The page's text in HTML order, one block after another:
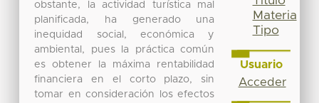
obstante, la actividad turística mal
planificada, ha generado una
inequidad social, económica y
ambiental, pues la práctica común
es obtener la máxima rentabilidad
financiera en el corto plazo, sin
tomar en consideración los efectos
Materia
Tipo
Usuario
Acceder